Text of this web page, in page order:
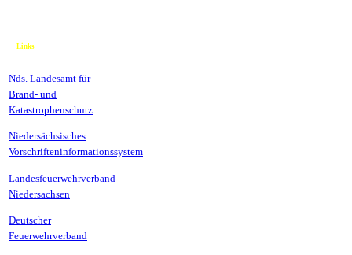
Links
Nds. Landesamt für
Brand- und
Katastrophenschutz
Niedersächsisches
Vorschrifteninformationssystem
Landesfeuerwehrverband
Niedersachsen
Deutscher
Feuerwehrverband